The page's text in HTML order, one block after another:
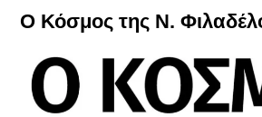
Μετάβαση
περιεχόμενο
Ο Κόσμος της Ν.